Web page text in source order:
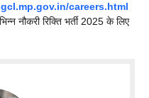
careers.html
नौकरी रिक्ति भर्ती 2025 के लिए